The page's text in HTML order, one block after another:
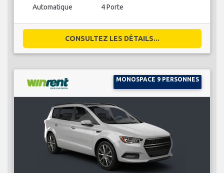
Automatique 4 Porte
CONSULTEZ LES DÉTAILS...
MONOSPACE 9 PERSONNES